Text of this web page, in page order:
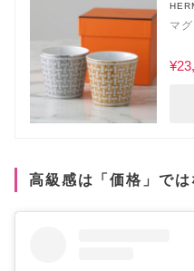
マ
高級感は「価格」で